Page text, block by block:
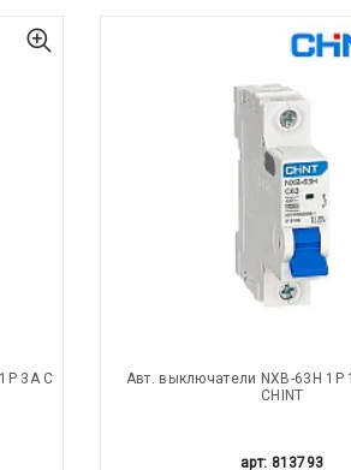
3A C
Авт. выключатели NXB-63H 1P
CHINT
арт: 813793